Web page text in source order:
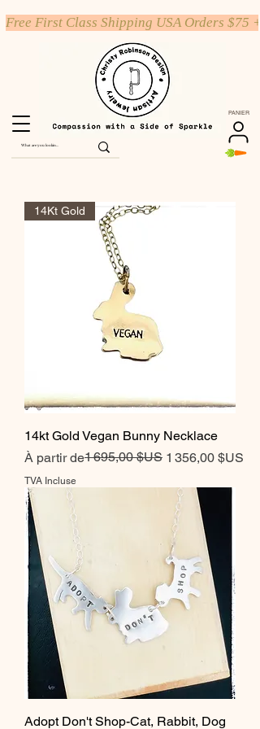
PANIER
Free First Class Shipping USA Orders $75 +
14Kt Gold
14kt Gold Vegan Bunny Necklace
À partir de
Prix original1 695,00 $US 1 356,00 $US
Prix promotionnel
TVA Incluse
Adopt Don't Shop-Cat, Rabbit, Dog